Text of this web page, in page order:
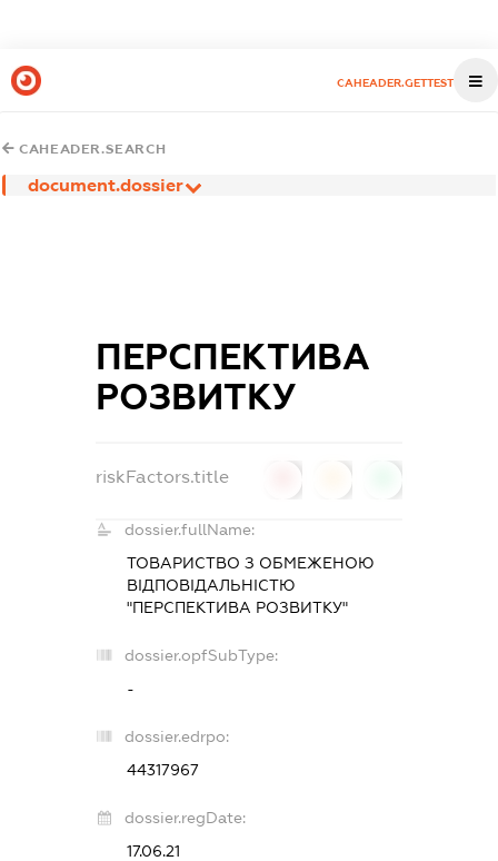
CAHEADER.GETTEST
CAHEADER.SEARCH
document.dossier
ПЕРСПЕКТИВА
РОЗВИТКУ
riskFactors.title
dossier.fullName:
ТОВАРИСТВО З ОБМЕЖЕНОЮ
ВІДПОВІДАЛЬНІСТЮ
"ПЕРСПЕКТИВА РОЗВИТКУ"
dossier.opfSubType:
-
dossier.edrpo:
44317967
dossier.regDate:
17.06.21